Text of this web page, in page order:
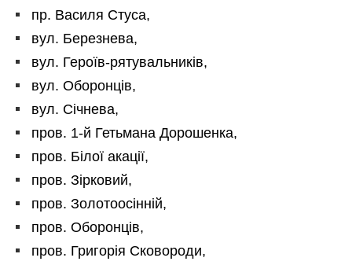
пр. Василя Стуса,
вул. Березнева,
вул. Героїв-рятувальників,
вул. Оборонців,
вул. Січнева,
пров. 1-й Гетьмана Дорошенка,
пров. Білої акації,
пров. Зірковий,
пров. Золотоосінній,
пров. Оборонців,
пров. Григорія Сковороди,